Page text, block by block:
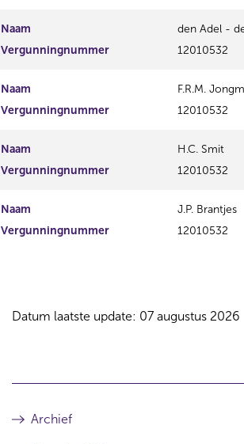
Naam
den Adel -
Vergunningnummer
12010532
Naam
F.R.M.
Vergunningnummer
12010532
Naam
H.C. Smit
Vergunningnummer
12010532
Naam
J.P. Brantjes
Vergunningnummer
12010532
Datum laatste update: 07 augustus 2026
Archief